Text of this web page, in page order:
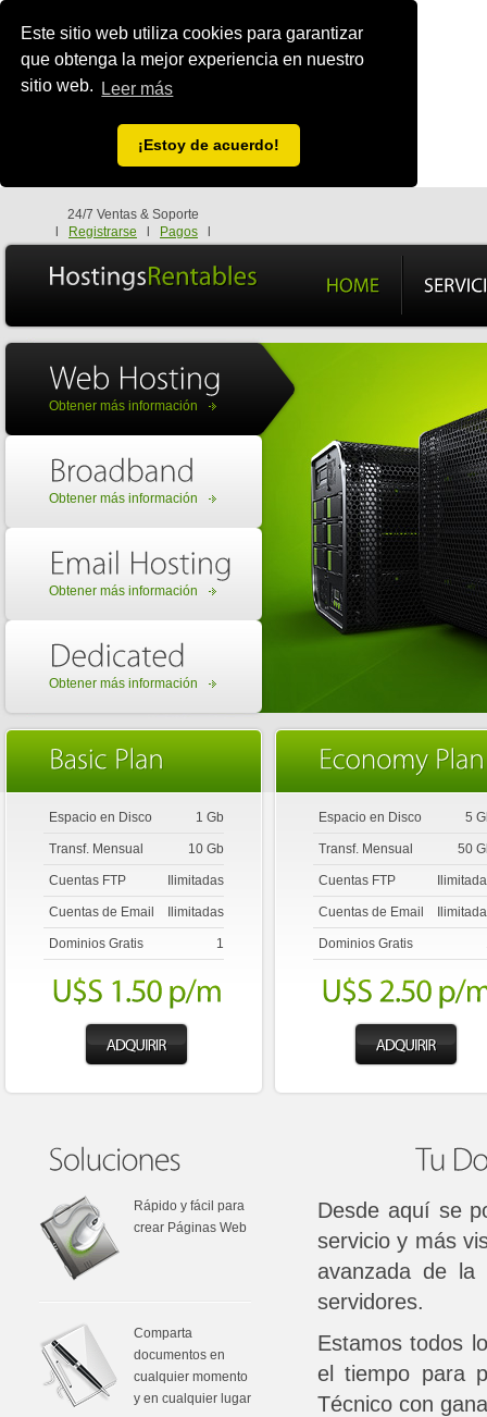
Este sitio web utiliza cookies para garantizar
que obtenga la mejor experiencia en nuestro
sitio web.
Leer más
¡Estoy de acuerdo!
24/7 Ventas & Soporte
Registrarse Pagos
Obtener más información
Obtener más información
Obtener más información
Obtener más información
Espacio en Disco 1 Gb
Transf. Mensual 10 Gb
Cuentas FTP Ilimitadas
Cuentas de Email Ilimitadas
Dominios Gratis 1
Espacio en Disco 5
Transf. Mensual 50
Cuentas FTP
Cuentas de Email
Dominios Gratis
Rápido y fácil para
crear Páginas Web
Comparta
documentos en
cualquier momento
y en cualquier lugar
Desde aquí se
servicio y más
avanzada de la
servidores.
Estamos todos
el tiempo para
Técnico con